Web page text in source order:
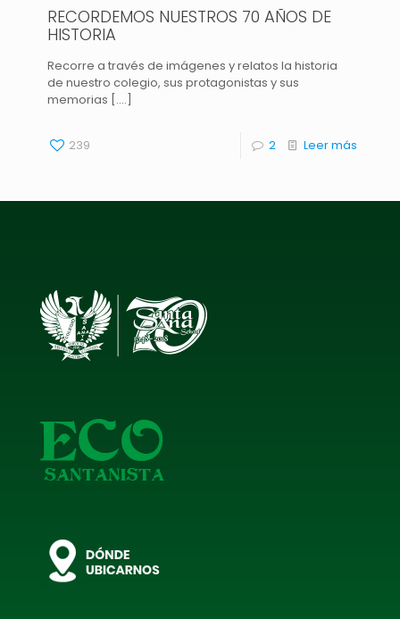
RECORDEMOS NUESTROS 70 AÑOS DE
HISTORIA
Recorre a través de imágenes y relatos la historia
de nuestro colegio, sus protagonistas y sus
memorias [....]
239 2 Leer más